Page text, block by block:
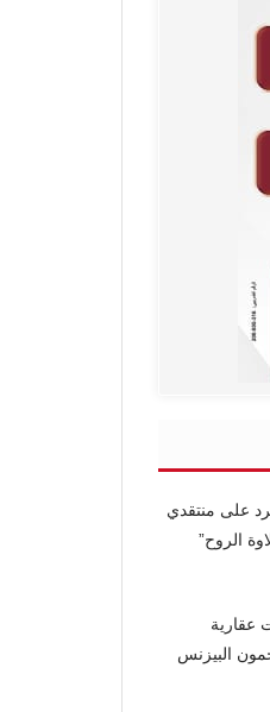
على منتقدي
الروح”
عقارية
البيزنس